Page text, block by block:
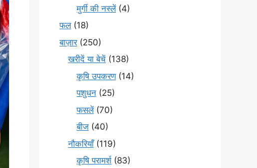
मुर्गी की नस्लें(4)
फल(18)
बाज़ार(250)
खरीदें या बेचें (138)
कृषि उपकरण(14)
पशुधन (25)
फसलें(70)
बीज (40)
नौकरियाँ(119)
कृषि परामर्श(83)